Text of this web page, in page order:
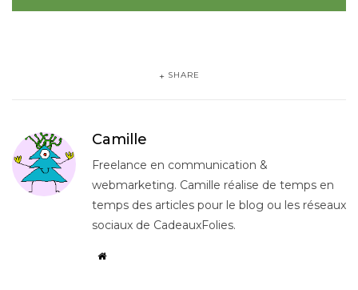
SHARE
Camille
Freelance en communication &
webmarketing. Camille réalise de temps en
temps des articles pour le blog ou les réseaux
sociaux de CadeauxFolies.